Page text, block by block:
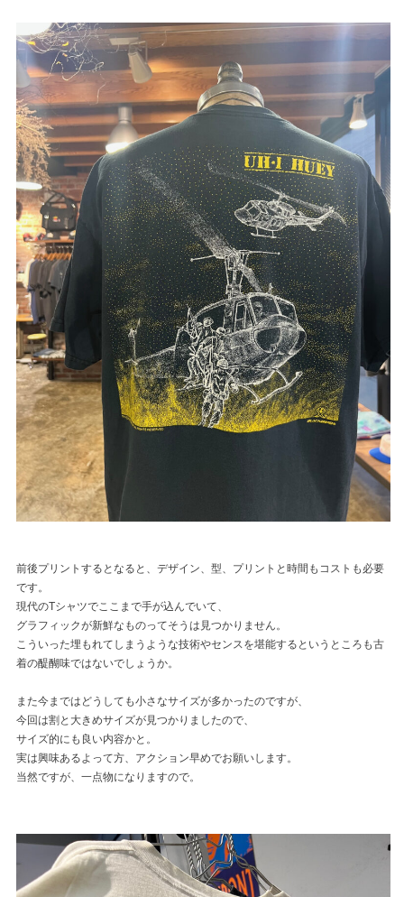
前後プリントするとなると、デザイン、型、プリントと時間もコストも必要
です。
現代のTシャツでここまで手が込んでいて、
グラフィックが新鮮なものってそうは見つかりません。
こういった埋もれてしまうような技術やセンスを堪能するというところも古
着の醍醐味ではないでしょうか。
また今まではどうしても小さなサイズが多かったのですが、
今回は割と大きめサイズが見つかりましたので、
サイズ的にも良い内容かと。
実は興味あるよって方、アクション早めでお願いします。
当然ですが、一点物になりますので。